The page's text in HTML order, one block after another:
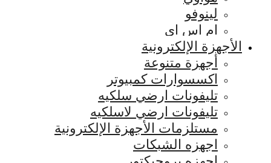
لينوفو
ام اس اي
الأجهزة الإلكترونية
أجهزة متنوعة
اكسسوارات كمبيوتر
تليفونات ارضي سلكيه
تليفونات ارضي لاسلكيه
مستلزمات الأجهزة الإلكترونية
اجهزه الشبكات